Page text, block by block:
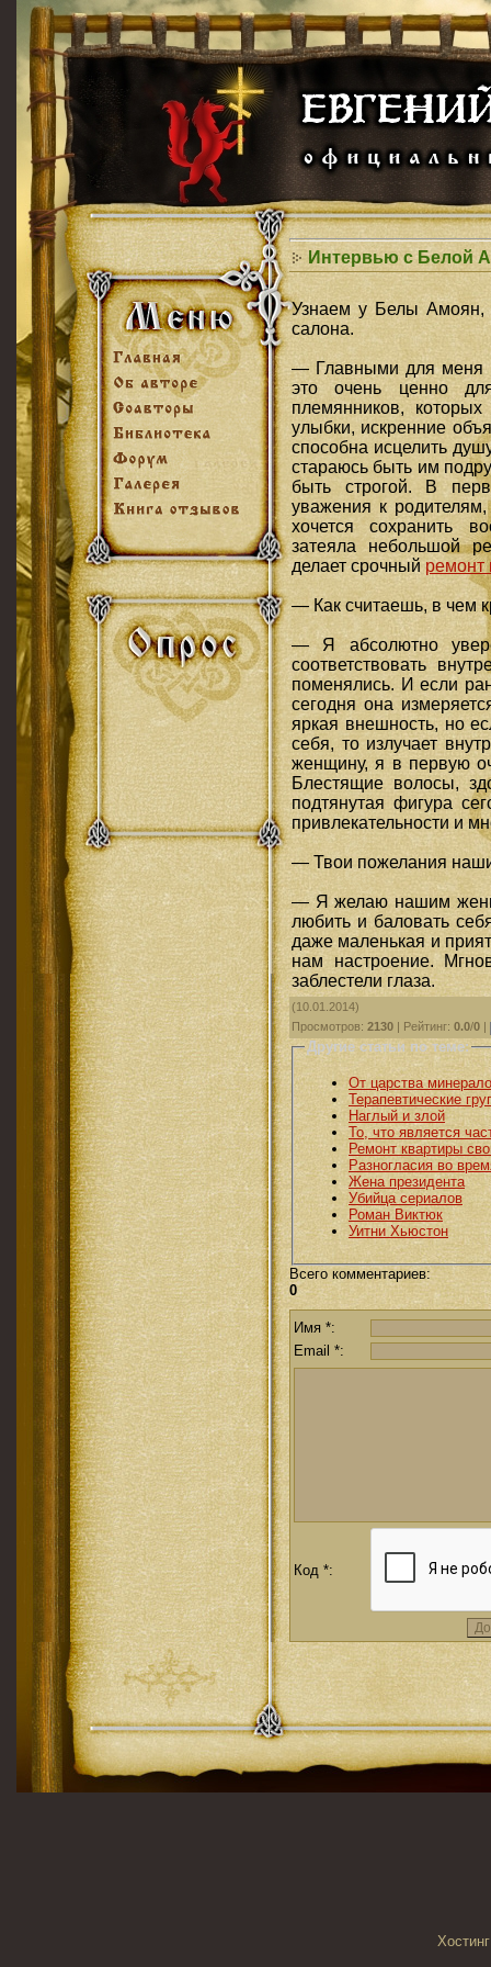
Интервью с Белой
Узнаем у Белы Амоян,
салона.
— Главными для меня
это очень ценно
племянников,
улыбки, искренние
способна исцелить
стараюсь быть им
быть строгой. В
уважения к
хочется сохранить
затеяла небольшой
делает срочныйремонт
— Как считаешь, в чем
— Я абсолютно
соответствовать
поменялись. И если
сегодня она
яркая внешность, но
себя, то излучает
женщину, я в первую
Блестящие волосы,
подтянутая фигура
привлекательности и
— Твои пожелания
— Я желаю нашим
любить и баловать
даже маленькая и
нам настроение.
заблестели глаза.
(10.01.2014)
Просмотров: 2130 Рейтинг: 0.0/0
Другие статьи по теме:
От царства
Терапевтические
Наглый и злой
То, что является
Ремонт квартиры
Разногласия во
Жена президента
Убийца сериалов
Роман Виктюк
Уитни Хьюстон
Всего комментариев:
0
Имя *:
Email *:
Код *: